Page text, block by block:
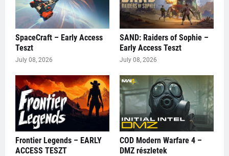
SpaceCraft – Early Access
Teszt
July 08, 2026
SAND: Raiders of Sophie –
Early Access Teszt
July 08, 2026
Frontier Legends – EARLY
ACCESS TESZT
COD Modern Warfare 4 –
DMZ részletek